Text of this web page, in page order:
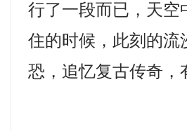
行了一段而已，天
住的时候，此刻的
恐，追忆复古传奇